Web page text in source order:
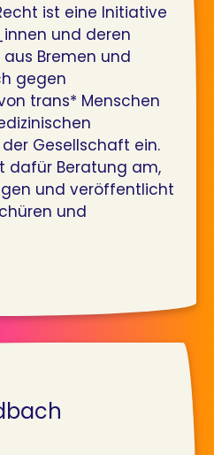
ist eine Initiative
und deren
Bremen und
gegen
trans* Menschen
Gesellschaft ein.
dafür Beratung am,
und veröffentlicht
und